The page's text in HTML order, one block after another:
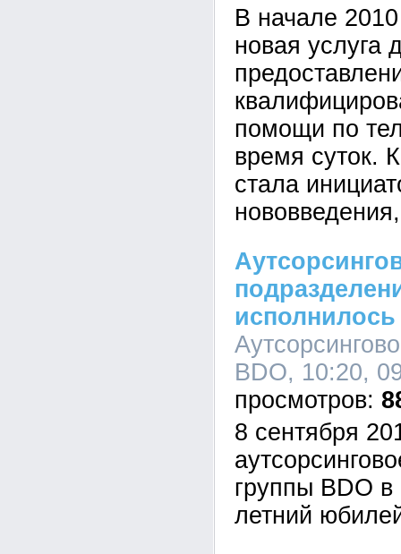
В начале
новая услуга
помощи по
время суток.
стала
исполнилось
BDO, 10:20,
8 сентября
группы BDO
летний